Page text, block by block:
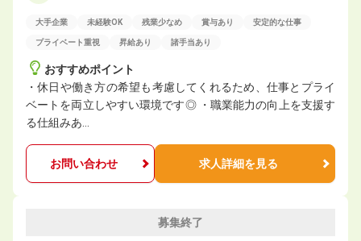
大手企業 未経験OK 残業少なめ 賞与あり 安定的な仕事
プライベート重視 昇給あり 諸手当あり
おすすめポイント
・休日や働き方の希望も考慮してくれるため、仕事とプライ
ベートを両立しやすい環境です◎ ・職業能力の向上を支援す
る仕組みあ…
お問い合わせ 求人詳細を見る
募集終了